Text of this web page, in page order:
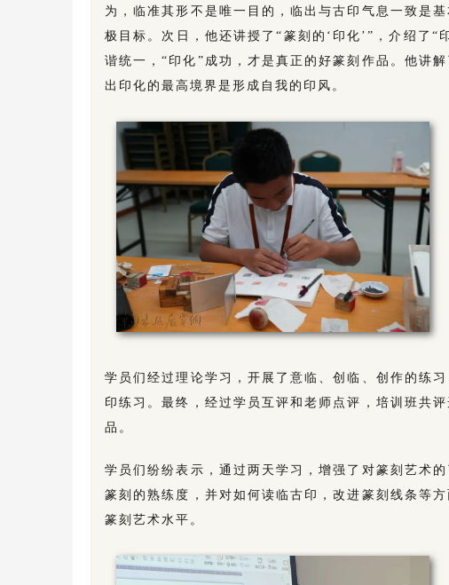
为，临准其形不是唯一目的，临出与古印气息一致是
极目标。次日，他还讲授了“篆刻的‘印化’”，介绍了
谐统一，“印化”成功，才是真正的好篆刻作品。他讲
出印化的最高境界是形成自我的印风。
学员们经过理论学习，开展了意临、创临、创作的练
印练习。最终，经过学员互评和老师点评，培训班共
品。
学员们纷纷表示，通过两天学习，增强了对篆刻艺术
篆刻的熟练度，并对如何读临古印，改进篆刻线条等
篆刻艺术水平。